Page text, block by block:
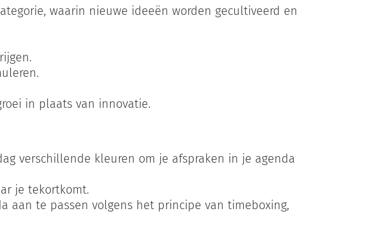
waarin nieuwe ideeën worden gecultiveerd en
in plaats van innovatie.
verschillende kleuren om je afspraken in je agenda
je tekortkomt.
aan te passen volgens het principe van timeboxing,